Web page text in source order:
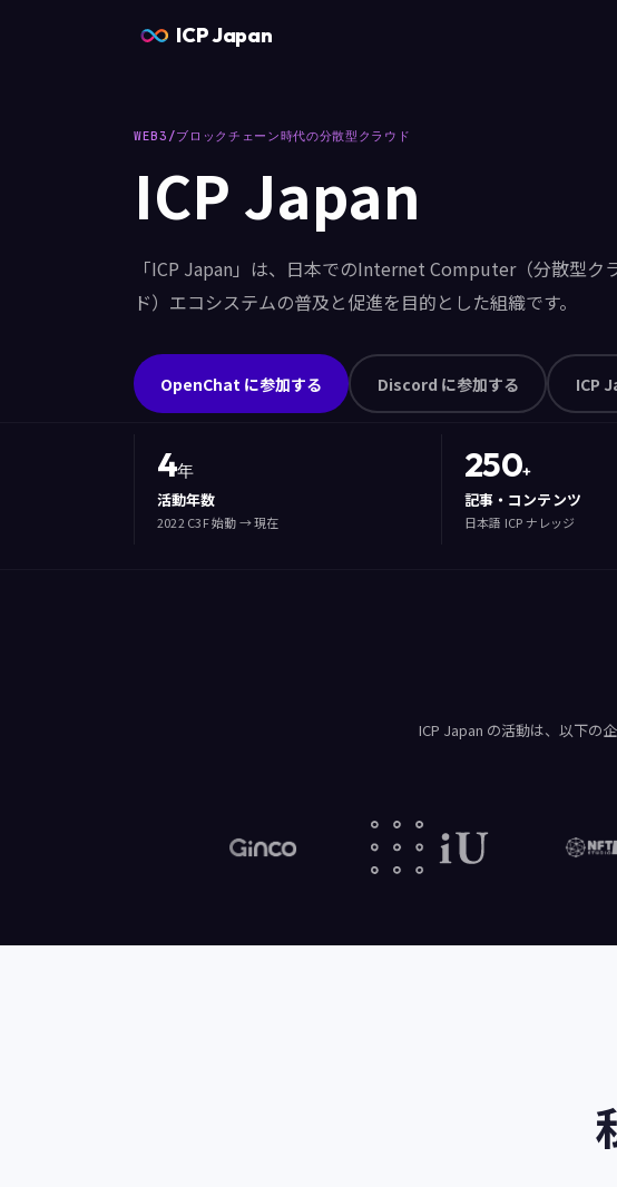
ICP Japan
WEB3/ブロックチェーン時代の分散型クラウド
ICP Japan
「ICP Japan」は、日本でのInternet Computer（分散型ク
ド）エコシステムの普及と促進を目的とした組織です。
OpenChat に参加する Discord に参加する ICP
4年
活動年数
2022 C3F 始動 → 現在
250+
記事・コンテンツ
日本語 ICP ナレッジ
ICP Japan の活動は、以下の